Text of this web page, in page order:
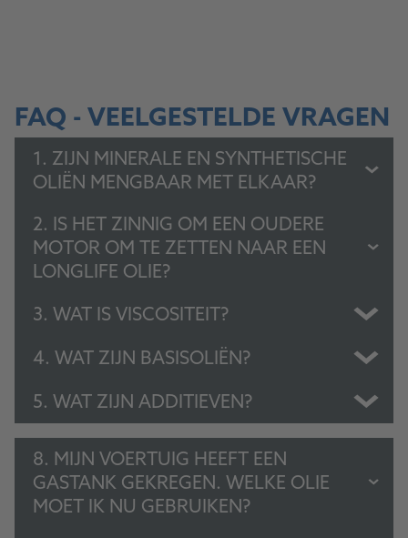
FAQ - VEELGESTELDE VRAGEN
1. ZIJN MINERALE EN SYNTHETISCHE
OLIËN MENGBAAR MET ELKAAR?
2. IS HET ZINNIG OM EEN OUDERE
MOTOR OM TE ZETTEN NAAR EEN
LONGLIFE OLIE?
3. WAT IS VISCOSITEIT?
4. WAT ZIJN BASISOLIËN?
5. WAT ZIJN ADDITIEVEN?
8. MIJN VOERTUIG HEEFT EEN
GASTANK GEKREGEN. WELKE OLIE
MOET IK NU GEBRUIKEN?